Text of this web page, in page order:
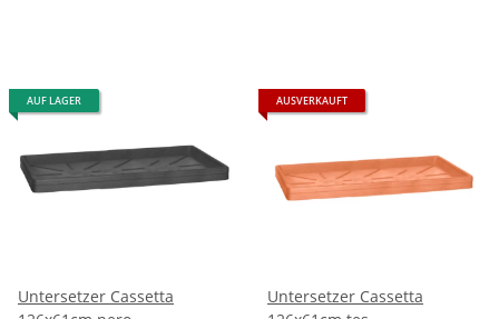
AUF LAGER
Untersetzer Cassetta
AUSVERKAUFT
Untersetzer Cassetta